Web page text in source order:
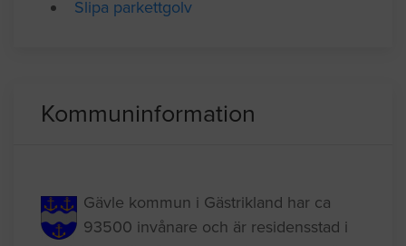
Lägga trägolv
Kommuninformation